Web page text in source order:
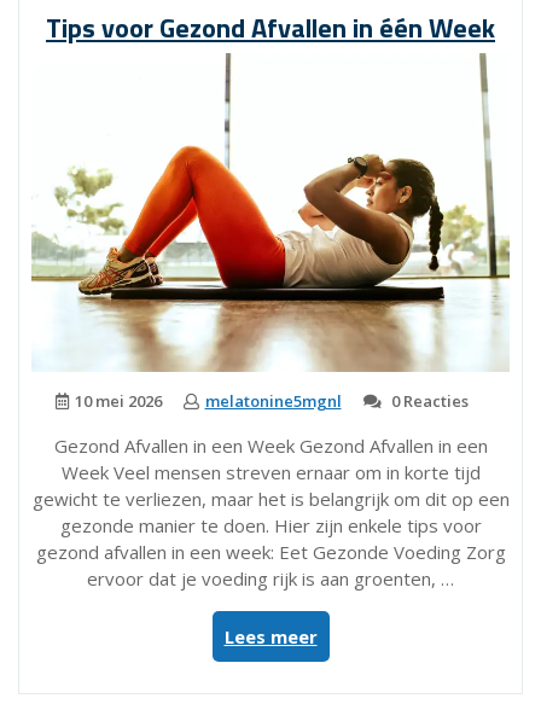
Tips voor Gezond Afvallen in één Week
10 mei 2026 melatonine5mgnl 0 Reacties
Gezond Afvallen in een Week Gezond Afvallen in een
Week Veel mensen streven ernaar om in korte tijd
gewicht te verliezen, maar het is belangrijk om dit op een
gezonde manier te doen. Hier zijn enkele tips voor
gezond afvallen in een week: Eet Gezonde Voeding Zorg
ervoor dat je voeding rijk is aan groenten, …
Lees meer“Tips
voor
Gezond